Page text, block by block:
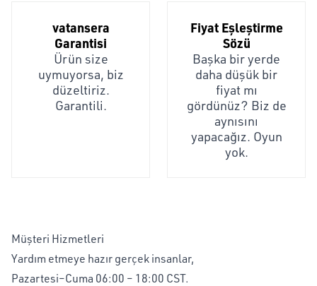
vatansera
Garantisi
Ürün size
uymuyorsa, biz
düzeltiriz.
Garantili.
Fiyat Eşleştirme
Sözü
Başka bir yerde
daha düşük bir
fiyat mı
gördünüz? Biz de
aynısını
yapacağız. Oyun
yok.
Müşteri Hizmetleri
Yardım etmeye hazır gerçek insanlar,
Pazartesi–Cuma 06:00 – 18:00 CST.